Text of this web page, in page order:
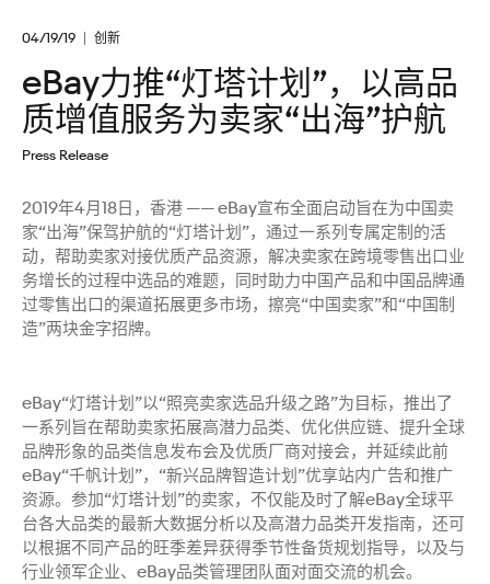
04/19/19 创新
eBay力推“灯塔计划”，以高品
质增值服务为卖家“出海”护航
Press Release
2019年4月18日，香港 —— eBay宣布全面启动旨在为中国卖
家“出海”保驾护航的“灯塔计划”，通过一系列专属定制的活
动，帮助卖家对接优质产品资源，解决卖家在跨境零售出口业
务增长的过程中选品的难题，同时助力中国产品和中国品牌通
过零售出口的渠道拓展更多市场，擦亮“中国卖家”和“中国制
造”两块金字招牌。
eBay“灯塔计划”以“照亮卖家选品升级之路”为目标，推出了
一系列旨在帮助卖家拓展高潜力品类、优化供应链、提升全球
品牌形象的品类信息发布会及优质厂商对接会，并延续此前
eBay“千帆计划”，“新兴品牌智造计划”优享站内广告和推广
资源。参加“灯塔计划”的卖家，不仅能及时了解eBay全球平
台各大品类的最新大数据分析以及高潜力品类开发指南，还可
以根据不同产品的旺季差异获得季节性备货规划指导，以及与
行业领军企业、eBay品类管理团队面对面交流的机会。